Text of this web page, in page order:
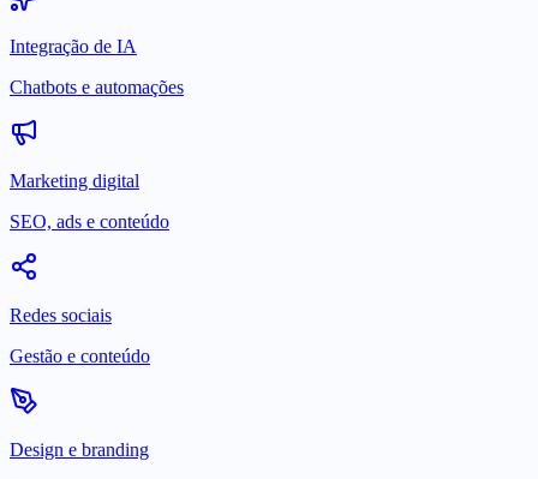
Integração de IA
Chatbots e automações
Marketing digital
SEO, ads e conteúdo
Redes sociais
Gestão e conteúdo
Design e branding